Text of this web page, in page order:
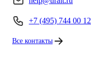
+7 (495) 744 00 12
Все контакты